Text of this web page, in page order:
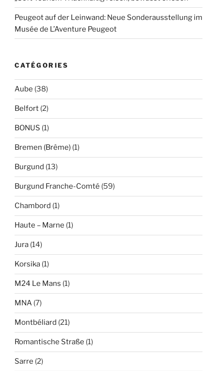
Peugeot auf der Leinwand: Neue Sonderausstellung im
Musée de L’Aventure Peugeot
CATÉGORIES
Aube (38)
Belfort (2)
BONUS (1)
Bremen (Brême) (1)
Burgund (13)
Burgund Franche-Comté (59)
Chambord (1)
Haute – Marne (1)
Jura (14)
Korsika (1)
M24 Le Mans (1)
MNA (7)
Montbéliard (21)
Romantische Straße (1)
Sarre (2)